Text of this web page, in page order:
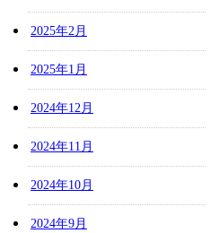
2025年2月
2025年1月
2024年12月
2024年11月
2024年10月
2024年9月